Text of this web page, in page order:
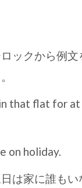
ックから例文
in that flat for
on holiday.
は家に誰もい